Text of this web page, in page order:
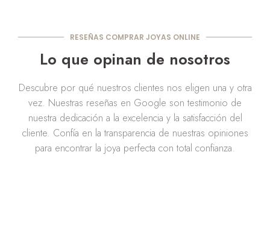
RESEÑAS COMPRAR JOYAS ONLINE
Lo que opinan de nosotros
Descubre por qué nuestros clientes nos eligen una y otra
vez. Nuestras reseñas en Google son testimonio de
nuestra dedicación a la excelencia y la satisfacción del
cliente. Confía en la transparencia de nuestras opiniones
para encontrar la joya perfecta con total confianza.